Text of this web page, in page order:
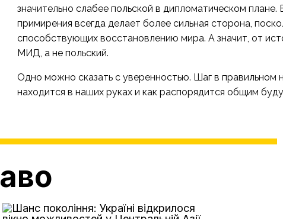
значительно слабее польской в дипломатическом
примирения всегда делает более сильная сторона,
способствующих восстановлению мира. А значит, от
МИД, а не польский.
Одно можно сказать с уверенностью. Шаг в правильном
находится в наших руках и как распорядится общим